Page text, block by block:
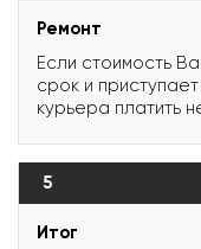
Ремонт
Если стоимость
срок и
курьера платить
5
Итог